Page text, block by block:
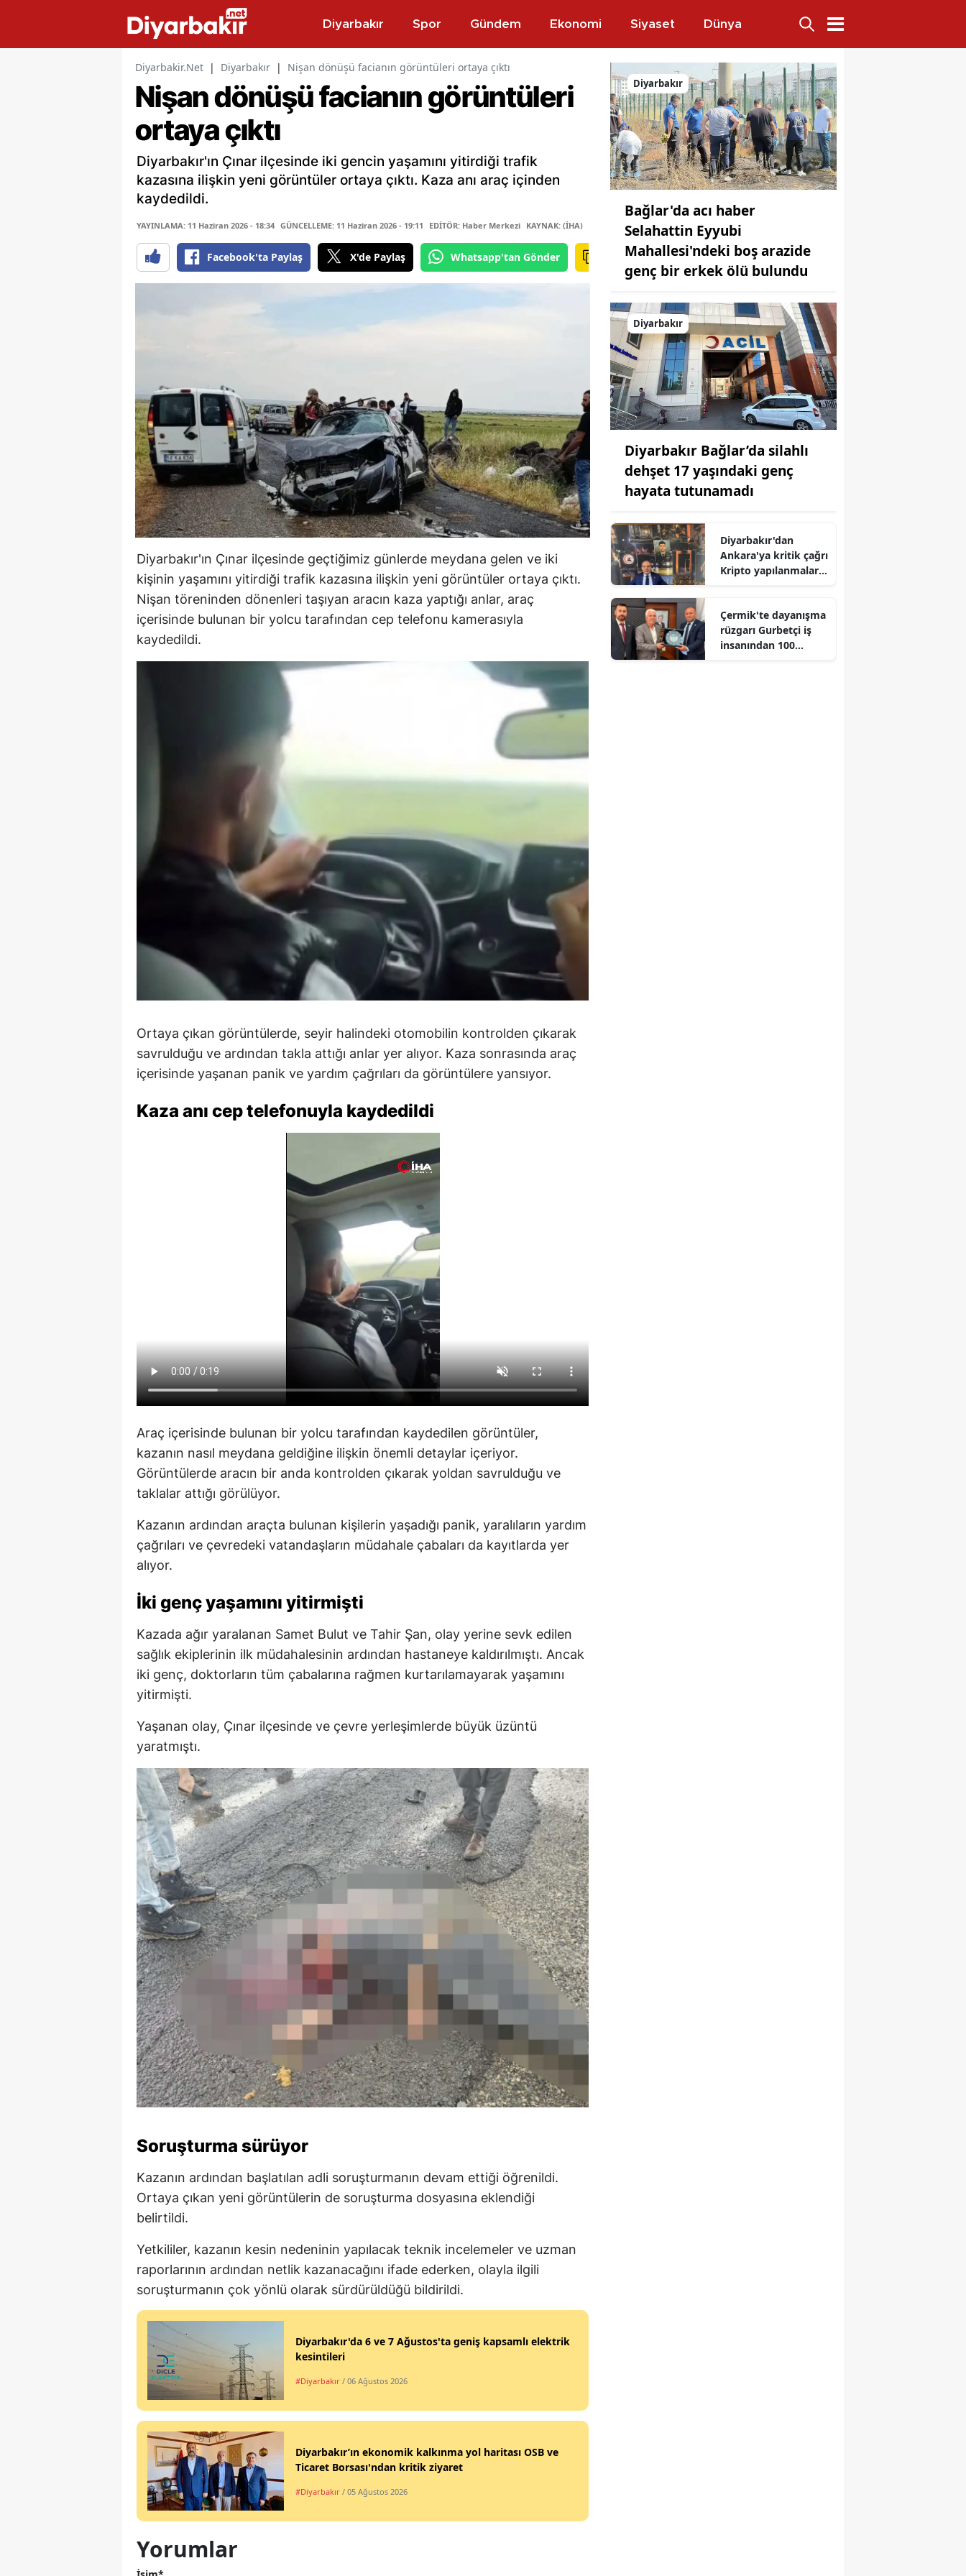
Diyarbakır Spor Gündem Ekonomi Siyaset Dünya
Diyarbakir.Net | Diyarbakır | Nişan dönüşü facianın görüntüleri ortaya çıktı
Nişan dönüşü facianın görüntüleri
ortaya çıktı
Diyarbakır'ın Çınar ilçesinde iki gencin yaşamını yitirdiği trafik
kazasına ilişkin yeni görüntüler ortaya çıktı. Kaza anı araç içinden
kaydedildi.
YAYINLAMA: 11 Haziran 2026 - 18:34 GÜNCELLEME: 11 Haziran 2026 - 19:11 EDİTÖR: Haber Merkezi KAYNAK: (İHA)
Facebook'ta Paylaş X'de Paylaş Whatsapp'tan Gönder
Diyarbakır'ın Çınar ilçesinde geçtiğimiz günlerde meydana gelen ve iki
kişinin yaşamını yitirdiği trafik kazasına ilişkin yeni görüntüler ortaya çıktı.
Nişan töreninden dönenleri taşıyan aracın kaza yaptığı anlar, araç
içerisinde bulunan bir yolcu tarafından cep telefonu kamerasıyla
kaydedildi.
Ortaya çıkan görüntülerde, seyir halindeki otomobilin kontrolden çıkarak
savrulduğu ve ardından takla attığı anlar yer alıyor. Kaza sonrasında araç
içerisinde yaşanan panik ve yardım çağrıları da görüntülere yansıyor.
Kaza anı cep telefonuyla kaydedildi
Araç içerisinde bulunan bir yolcu tarafından kaydedilen görüntüler,
kazanın nasıl meydana geldiğine ilişkin önemli detaylar içeriyor.
Görüntülerde aracın bir anda kontrolden çıkarak yoldan savrulduğu ve
taklalar attığı görülüyor.
Kazanın ardından araçta bulunan kişilerin yaşadığı panik, yaralıların yardım
çağrıları ve çevredeki vatandaşların müdahale çabaları da kayıtlarda yer
alıyor.
İki genç yaşamını yitirmişti
Kazada ağır yaralanan Samet Bulut ve Tahir Şan, olay yerine sevk edilen
sağlık ekiplerinin ilk müdahalesinin ardından hastaneye kaldırılmıştı. Ancak
iki genç, doktorların tüm çabalarına rağmen kurtarılamayarak yaşamını
yitirmişti.
Yaşanan olay, Çınar ilçesinde ve çevre yerleşimlerde büyük üzüntü
yaratmıştı.
Soruşturma sürüyor
Kazanın ardından başlatılan adli soruşturmanın devam ettiği öğrenildi.
Ortaya çıkan yeni görüntülerin de soruşturma dosyasına eklendiği
belirtildi.
Yetkililer, kazanın kesin nedeninin yapılacak teknik incelemeler ve uzman
raporlarının ardından netlik kazanacağını ifade ederken, olayla ilgili
soruşturmanın çok yönlü olarak sürdürüldüğü bildirildi.
Diyarbakır'da 6 ve 7 Ağustos'ta geniş kapsamlı elektrik
kesintileri
#Diyarbakır / 06 Ağustos 2026
Diyarbakır’ın ekonomik kalkınma yol haritası OSB ve
Ticaret Borsası'ndan kritik ziyaret
#Diyarbakır / 05 Ağustos 2026
Yorumlar
Diyarbakır
Bağlar'da acı haber
Selahattin Eyyubi
Mahallesi'ndeki boş arazide
genç bir erkek ölü bulundu
Diyarbakır
Diyarbakır Bağlar’da silahlı
dehşet 17 yaşındaki genç
hayata tutunamadı
Diyarbakır'dan
Ankara'ya kritik çağrı
Kripto yapılanmalara
Çermik'te dayanışma
rüzgarı Gurbetçi iş
insanından 100